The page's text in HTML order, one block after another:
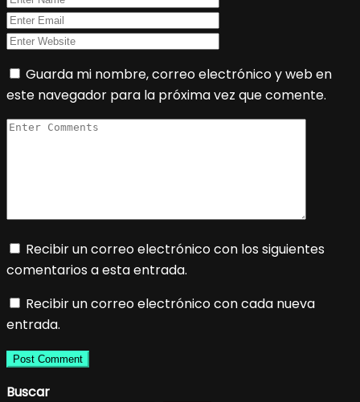
Guarda mi nombre, correo electrónico y web en
este navegador para la próxima vez que comente.
Recibir un correo electrónico con los siguientes
comentarios a esta entrada.
Recibir un correo electrónico con cada nueva
entrada.
Buscar